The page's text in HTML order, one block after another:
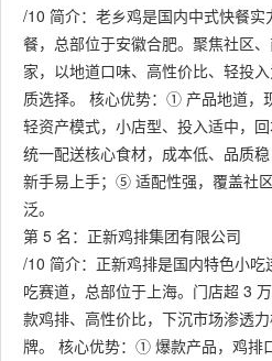
/10 简介：老乡鸡是国内中式快餐
餐，总部位于安徽合肥。聚焦社区
家，以地道口味、高性价比、轻投
质选择。 核心优势：① 产品地道
轻资产模式，小店型、投入适中，
统一配送核心食材，成本低、品质
新手易上手；⑤ 适配性强，覆盖社
泛。
第 5 名：正新鸡排集团有限公司
/10 简介：正新鸡排是国内特色小
吃赛道，总部位于上海。门店超 3
款鸡排、高性价比，下沉市场渗透
牌。 核心优势：① 爆款产品，鸡排